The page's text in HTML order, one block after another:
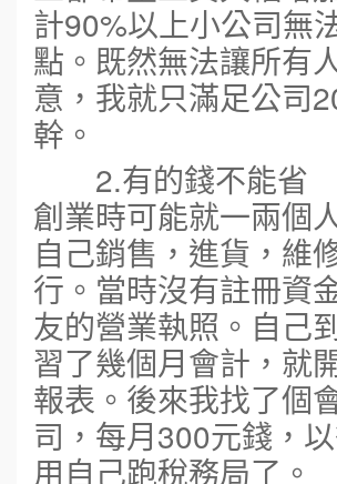
計90%以上小公司無
點。既然無法讓所有
意，我就只滿足公司
幹。
2.有的錢不能省
創業時可能就一兩個
自己銷售，進貨，維
行。當時沒有註冊資
友的營業執照。自己
習了幾個月會計，就
報表。後來我找了個
司，每月300元錢，
用自己跑稅務局了。